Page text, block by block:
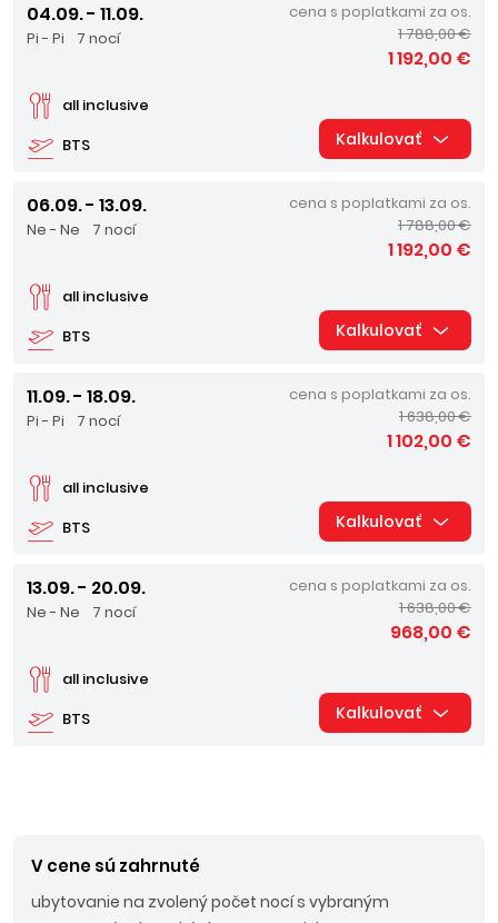
04.09. - 11.09.
Pi - Pi 7 nocí
BTS
all inclusive
cena s poplatkami za os.
1 788,00 €
1 192,00 €
Kalkulovať
06.09. - 13.09.
Ne - Ne 7 nocí
BTS
all inclusive
cena s poplatkami za os.
1 788,00 €
1 192,00 €
Kalkulovať
11.09. - 18.09.
Pi - Pi 7 nocí
BTS
all inclusive
cena s poplatkami za os.
1 638,00 €
1 102,00 €
Kalkulovať
13.09. - 20.09.
Ne - Ne 7 nocí
BTS
all inclusive
cena s poplatkami za os.
1 638,00 €
968,00 €
Kalkulovať
V cene sú zahrnuté
ubytovanie na zvolený počet nocí s vybraným